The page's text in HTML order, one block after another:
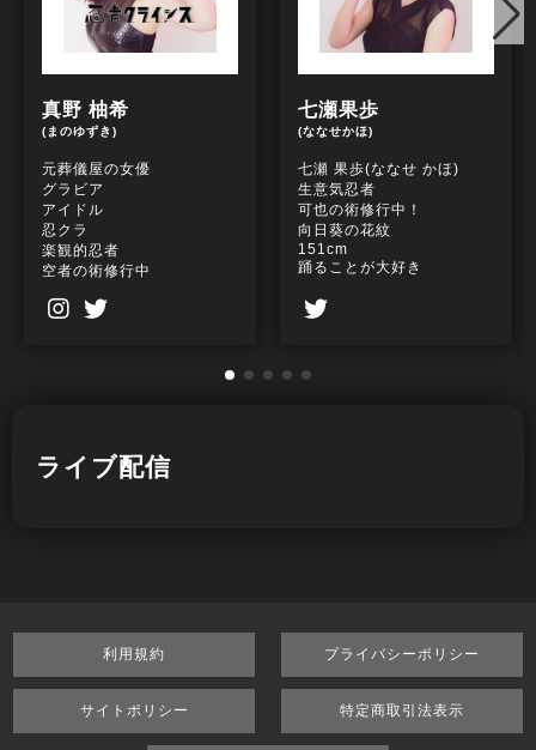
真野 柚希
(まのゆずき)
元葬儀屋の女優
グラビア
アイドル
忍クラ
楽観的忍者
空者の術修行中
長崎出身
七瀬果歩
(ななせかほ)
七瀬 果歩(ななせ かほ)
生意気忍者
可也の術修行中！
向日葵の花紋
151cm
踊ることが大好き
ライブ配信
利用規約 プライバシーポリシー
サイトポリシー 特定商取引法表示